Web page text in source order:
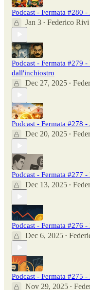
Podcast - Fermata #280
Jan 3 • Federico Rivi
Podcast - Fermata #279
dall'inchiostro
Dec 27, 2025 •
Podcast - Fermata #278
Dec 20, 2025 •
Podcast - Fermata #277
Dec 13, 2025 •
Podcast - Fermata #276
Dec 6, 2025 •
Podcast - Fermata #275
Nov 29, 2025 •